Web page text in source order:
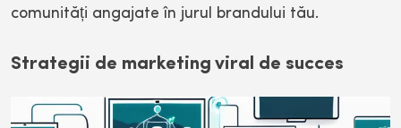
comunități angajate în jurul brandului tău.
Strategii de marketing viral de succes